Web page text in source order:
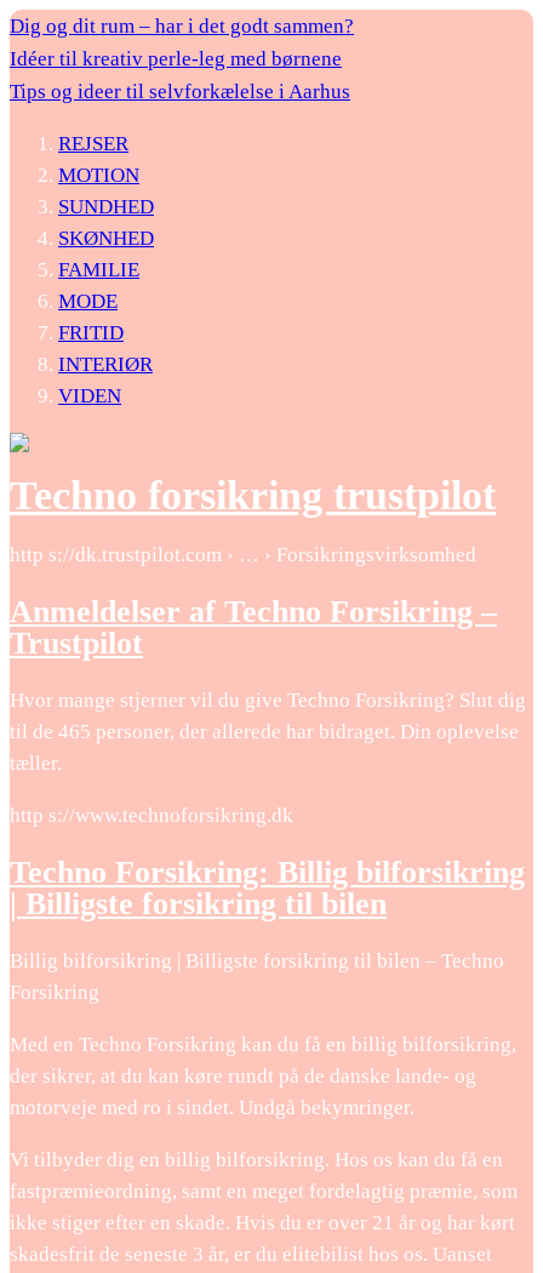
Dig og dit rum – har i det godt sammen?
Idéer til kreativ perle-leg med børnene
Tips og ideer til selvforkælelse i Aarhus
REJSER
MOTION
SUNDHED
SKØNHED
FAMILIE
MODE
FRITID
INTERIØR
VIDEN
Techno forsikring trustpilot
http s://dk.trustpilot.com › … › Forsikringsvirksomhed
Anmeldelser af Techno Forsikring –
Trustpilot
Hvor mange stjerner vil du give Techno Forsikring? Slut dig
til de 465 personer, der allerede har bidraget. Din oplevelse
tæller.
http s://www.technoforsikring.dk
Techno Forsikring: Billig bilforsikring
| Billigste forsikring til bilen
Billig bilforsikring | Billigste forsikring til bilen – Techno
Forsikring
Med en Techno Forsikring kan du få en billig bilforsikring,
der sikrer, at du kan køre rundt på de danske lande- og
motorveje med ro i sindet. Undgå bekymringer.
Vi tilbyder dig en billig bilforsikring. Hos os kan du få en
fastpræmieordning, samt en meget fordelagtig præmie, som
ikke stiger efter en skade. Hvis du er over 21 år og har kørt
skadesfrit de seneste 3 år, er du elitebilist hos os. Uanset